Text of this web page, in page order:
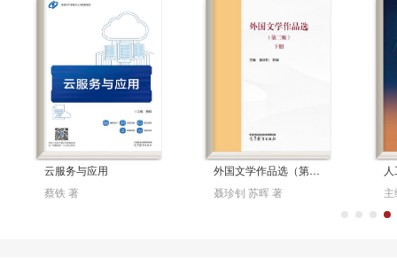
云服务与应用
蔡铁 著
外国文学作品选（第二版 ）下册
聂珍钊 苏晖 著